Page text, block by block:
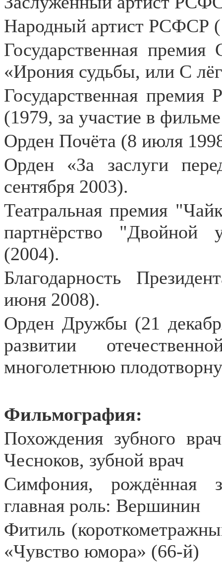
Народный артист РСФСР
Государственная
«Ирония судьбы, или С
Государственная
(1979, за участие в
Орден Почёта (8 июля
Орден «За заслуги
сентября 2003).
Театральная премия
партнёрство "Двойной
(2004).
Благодарность
июня 2008).
Орден Дружбы (21
развитии
многолетнюю
Фильмография:
Похождения зубного
Чесноков, зубной врач
Симфония, рождённая
главная роль: Вершинин
Фитиль
«Чувство юмора» (66-й)